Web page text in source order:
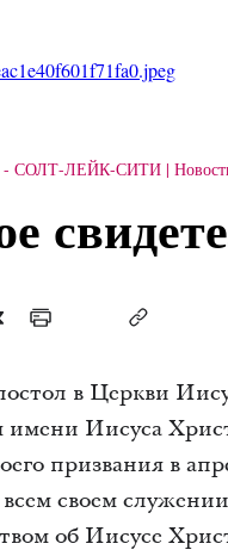
- СОЛТ-ЛЕЙК-СИТИ
в Церкви
имени Иисуса
призвания в
своем
об Иисусе